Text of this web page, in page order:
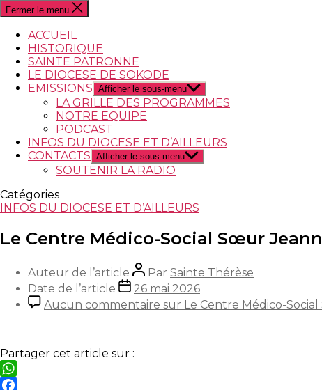
Fermer le menu
ACCUEIL
HISTORIQUE
SAINTE PATRONNE
LE DIOCESE DE SOKODE
EMISSIONS Afficher le sous-menu
LA GRILLE DES PROGRAMMES
NOTRE EQUIPE
PODCAST
INFOS DU DIOCESE ET D’AILLEURS
CONTACTS Afficher le sous-menu
SOUTENIR LA RADIO
Catégories
INFOS DU DIOCESE ET D’AILLEURS
Le Centre Médico-Social Sœur
Auteur de l’article Par Sainte Thérèse
Date de l’article
26 mai 2026
Aucun commentaire sur Le Centre Médico-
Partager cet article sur :
WhatsApp